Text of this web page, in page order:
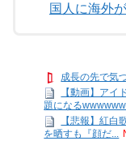
国人に海外
成長の先で気
【動画】ア
題になるwwwwww
【悲報】紅
を晒すも『顔だ...